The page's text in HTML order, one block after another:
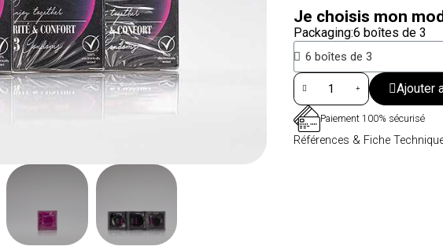
Je choisis mon
Packaging6 boîtes de 3
Ajouter
Paiement 100% sécurisé
Références & Fiche